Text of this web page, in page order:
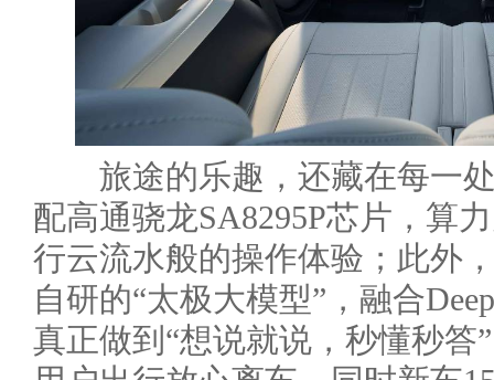
旅途的乐趣，还藏在每一处
配高通骁龙SA8295P芯片，算
行云流水般的操作体验；此外
自研的“太极大模型”，融合
真正做到“想说就说，秒懂秒答